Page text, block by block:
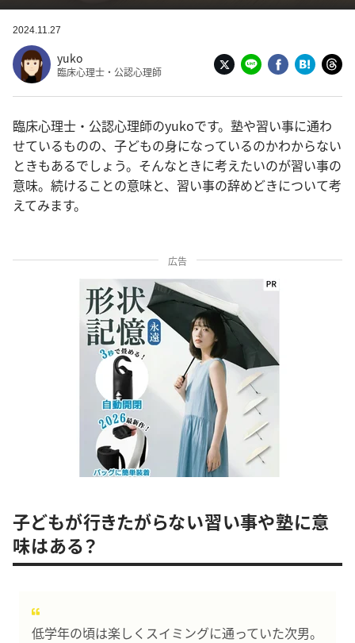
2024.11.27
yuko
臨床心理士・公認心理師
臨床心理士・公認心理師のyukoです。塾や習い事に通わ
せているものの、子どもの身になっているのかわからない
ときもあるでしょう。そんなときに考えたいのが習い事の
意味。続けることの意味と、習い事の辞めどきについて考
えてみます。
広告
子どもが行きたがらない習い事や塾に意
味はある？
低学年の頃は楽しくスイミングに通っていた次男。